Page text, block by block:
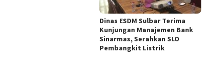
Dinas ESDM Sulbar Terima
Kunjungan Manajemen Bank
Sinarmas, Serahkan SLO
Pembangkit Listrik